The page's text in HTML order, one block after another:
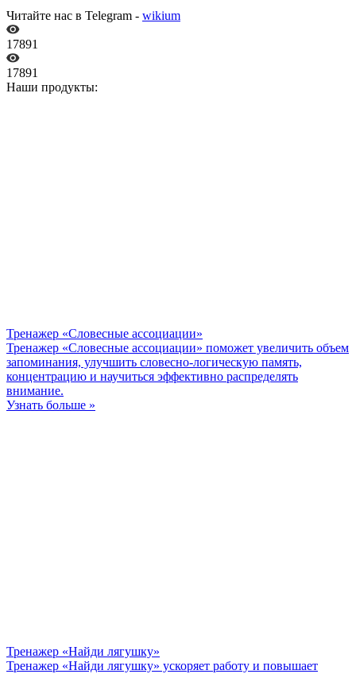
Читайте нас в Telegram - wikium
17891
17891
Наши продукты:
Тренажер «Словесные ассоциации»
Тренажер «Словесные ассоциации» поможет увеличить объем
запоминания, улучшить словесно-логическую память,
концентрацию и научиться эффективно распределять
внимание.
Узнать больше »
Тренажер «Найди лягушку»
Тренажер «Найди лягушку» ускоряет работу и повышает